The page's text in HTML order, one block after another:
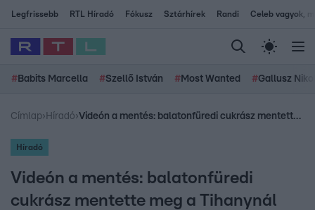
Legfrissebb RTL Híradó Fókusz Sztárhírek Randi Celeb vagyok,
# Babits Marcella #Szellő István # Most Wanted #Gallusz
Címlap› Híradó› Videón a mentés: balatonfüredi cukrász mentette meg a Tihanynál beszakadt korcsolyázót
Híradó
Videón a mentés: balatonfüredi
cukrász mentette meg a Tihanynál